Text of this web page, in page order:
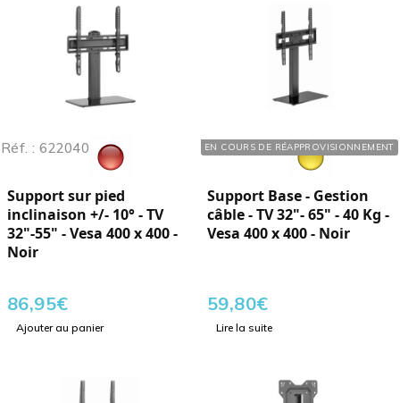
Réf. : 622040
Support sur pied
inclinaison +/- 10° - TV
32"-55" - Vesa 400 x 400 -
Noir
86,95€
Ajouter au panier
EN COURS DE RÉAPPROVISIONNEMENT
Réf. : 283650
Support Base - Gestion
câble - TV 32"- 65" - 40 Kg -
Vesa 400 x 400 - Noir
59,80€
Lire la suite